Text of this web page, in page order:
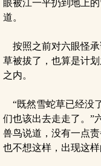
眼被江一平扔到地上
道。
按照之前对六眼怪承
草被拔了，也算是计
之内。
“既然雪蛇草已经没
们也该出去走走了。”
兽鸟说道，没有一点
也不想这样，出现这